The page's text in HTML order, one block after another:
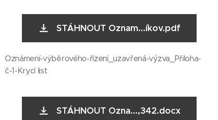
STÁHNOUT Oznam...íkov.pdf
Oznámení-výběrového-řízení_uzavřená-výzva_Přiloha-
č-1-Krycí list
STÁHNOUT Ozna...,342.docx